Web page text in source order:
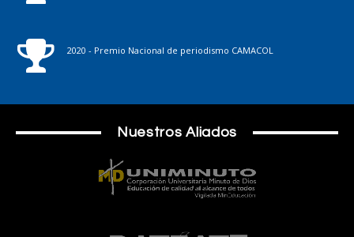
2020 - Premio Nacional de periodismo CAMACOL
Nuestros Aliados